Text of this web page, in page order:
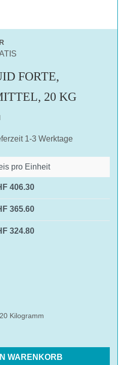
FORTE,
20 KG
1-3 Werktage
pro Einheit
406.30
365.60
324.80
Kilogramm
WARENKORB